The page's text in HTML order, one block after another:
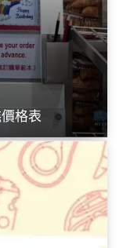
格表